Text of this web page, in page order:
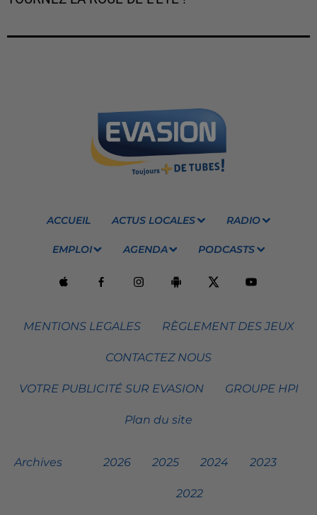
ACCUEIL ACTUS LOCALES RADIO
EMPLOI AGENDA PODCASTS
MENTIONS LEGALES RÈGLEMENT DES JEUX
CONTACTEZ NOUS
VOTRE PUBLICITÉ SUR EVASION GROUPE HPI
Plan du site
Archives 2026 2025 2024 2023
2022